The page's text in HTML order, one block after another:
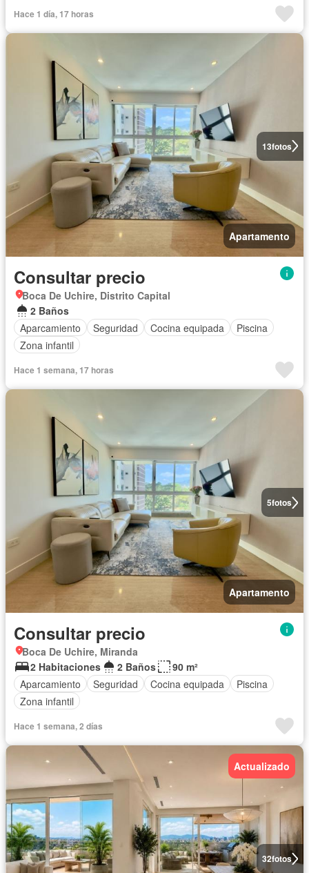
Hace 1 día, 17 horas
13fotos
Apartamento
Consultar precio
Boca De Uchire, Distrito Capital
2 Baños
Aparcamiento
Seguridad Cocina equipada
Piscina
Zona infantil
Hace 1 semana, 17 horas
5fotos
Apartamento
Consultar precio
Boca De Uchire, Miranda
2 Habitaciones
2 Baños
90 m²
Aparcamiento
Seguridad Cocina equipada
Piscina
Zona infantil
Hace 1 semana, 2 días
32fotos
Actualizado